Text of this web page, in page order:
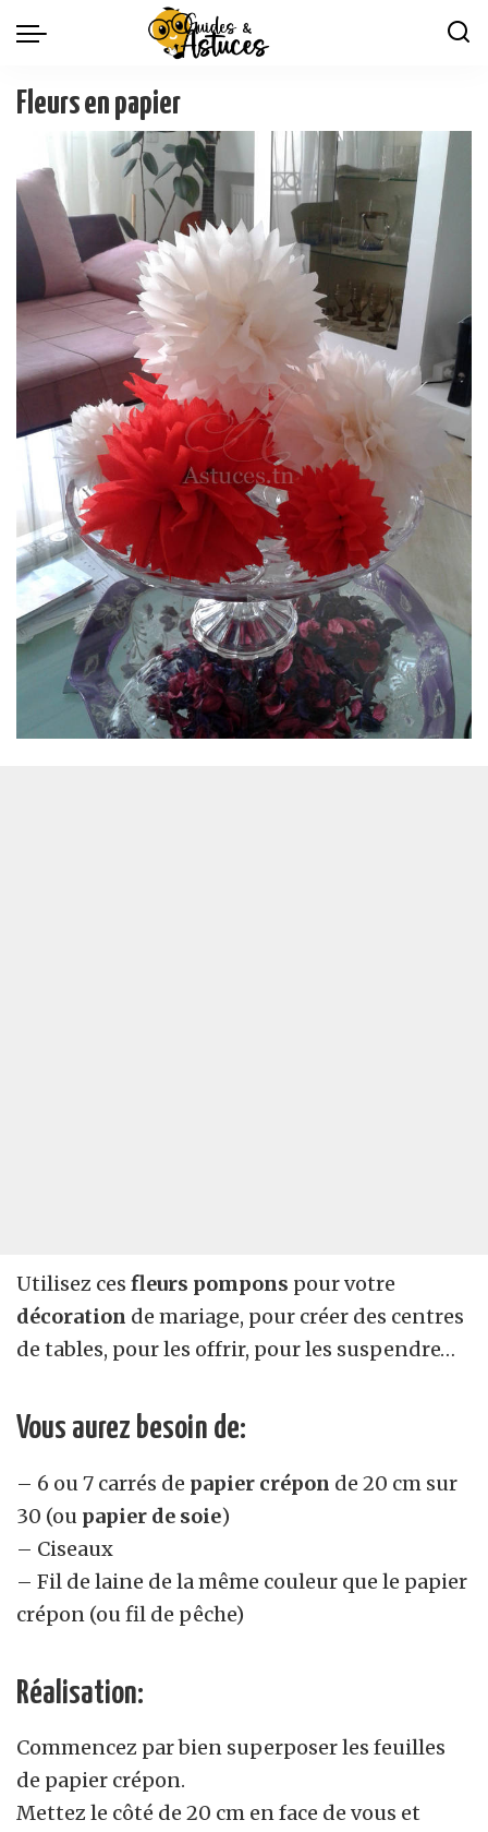
Fleurs en papier
Utilisez ces fleurs pompons pour votre
décoration de mariage, pour créer des centres
de tables, pour les offrir, pour les suspendre…
Vous aurez besoin de:
– 6 ou 7 carrés de papier crépon de 20 cm sur
30 (ou papier de soie)
– Ciseaux
– Fil de laine de la même couleur que le papier
crépon (ou fil de pêche)
Réalisation:
Commencez par bien superposer les feuilles
de papier crépon.
Mettez le côté de 20 cm en face de vous et